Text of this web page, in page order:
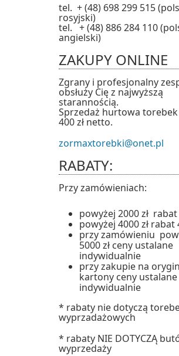
tel. + (48) 698 299 515
rosyjski)
tel. + (48) 886 284 110
angielski)
ZAKUPY ONLINE
Zgrany i profesjonalny
obsłuży Cię z najwyższą
starannością.
Sprzedaż hurtowa
400 zł netto.
zormaxtorebki@onet.pl
RABATY:
Przy zamówieniach:
powyżej 2000 zł rabat
powyżej 4000 zł rabat
przy zamówieniu
5000 zł ceny ustalane
indywidualnie
przy zakupie na
kartony ceny ustalane
indywidualnie
* rabaty nie dotyczą
wyprzadażowych
* rabaty NIE DOTYCZĄ
wyprzedaży